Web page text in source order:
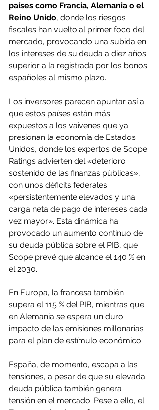
países como Francia, Alemania o el
Reino Unido, donde los riesgos
fiscales han vuelto al primer foco del
mercado, provocando una subida en
los intereses de su deuda a diez años
superior a la registrada por los bonos
españoles al mismo plazo.
Los inversores parecen apuntar así a
que estos países están más
expuestos a los vaivenes que ya
presionan la economía de Estados
Unidos, donde los expertos de Scope
Ratings advierten del «deterioro
sostenido de las finanzas públicas»,
con unos déficits federales
«persistentemente elevados y una
carga neta de pago de intereses cada
vez mayor». Esta dinámica ha
provocado un aumento continuo de
su deuda pública sobre el PIB, que
Scope prevé que alcance el 140 % en
el 2030.
En Europa, la francesa también
supera el 115 % del PIB, mientras que
en Alemania se espera un duro
impacto de las emisiones millonarias
para el plan de estímulo económico.
España, de momento, escapa a las
tensiones, a pesar de que su elevada
deuda pública también genera
tensión en el mercado. Pese a ello, el